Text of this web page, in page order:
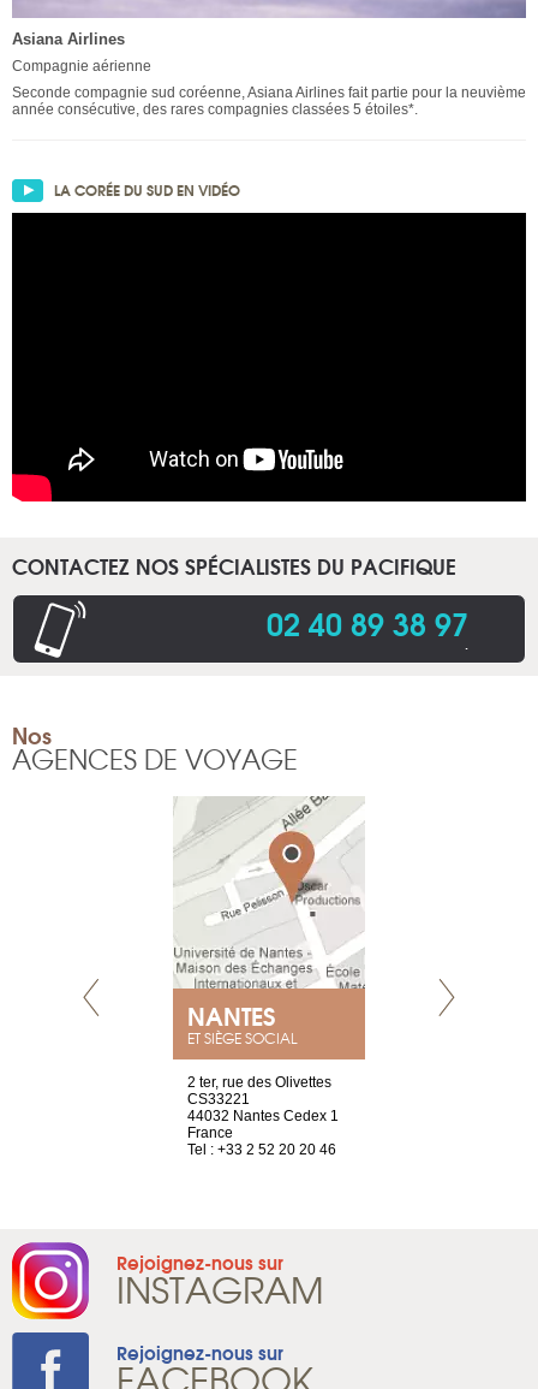
Asiana Airlines
Compagnie aérienne
Seconde compagnie sud coréenne, Asiana Airlines fait partie pour la neuvième
année consécutive, des rares compagnies classées 5 étoiles*.
LA CORÉE DU SUD EN VIDÉO
CONTACTEZ NOS SPÉCIALISTES DU PACIFIQUE
02 40 89 38 97.
Nos
AGENCES DE VOYAGE
NANTES
ET SIÈGE SOCIAL
2 ter, rue des Olivettes
CS33221
44032 Nantes Cedex 1
France
Tel : +33 2 52 20 20 46
Rejoignez-nous sur
INSTAGRAM
Rejoignez-nous sur